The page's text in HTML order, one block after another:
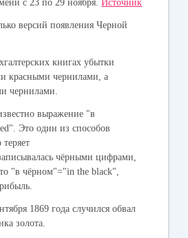
с 23 по 29 ноября.Источник
версий появления Черной
книгах убытки
красными чернилами, а
чернилами.
выражение "в
Это один из способов
теряет
чёрными цифрами,
"в чёрном"="in the black",
1869 года случился обвал
золота.